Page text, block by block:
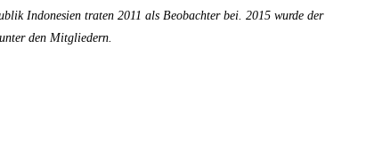
Indonesien traten 2011 als Beobachter bei. 2015 wurde der
den Mitgliedern.